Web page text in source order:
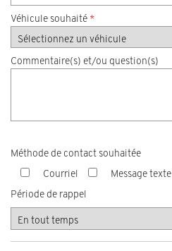
Véhicule souhaité *
Commentaire(s) et/ou question(s)
Méthode de contact souhaitée
Courriel
Message texte
Période de rappel